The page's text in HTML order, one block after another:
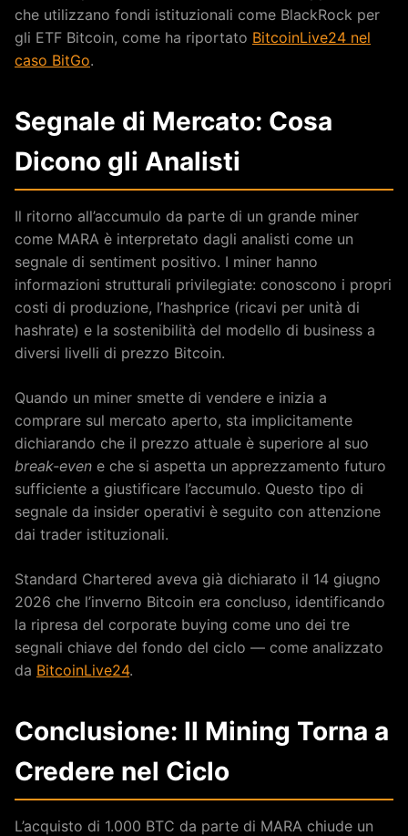
che utilizzano fondi istituzionali come BlackRock per
gli ETF Bitcoin, come ha riportato BitcoinLive24 nel
caso BitGo.
Segnale di Mercato: Cosa
Dicono gli Analisti
Il ritorno all’accumulo da parte di un grande miner
come MARA è interpretato dagli analisti come un
segnale di sentiment positivo. I miner hanno
informazioni strutturali privilegiate: conoscono i propri
costi di produzione, l’hashprice (ricavi per unità di
hashrate) e la sostenibilità del modello di business a
diversi livelli di prezzo Bitcoin.
Quando un miner smette di vendere e inizia a
comprare sul mercato aperto, sta implicitamente
dichiarando che il prezzo attuale è superiore al suo
break-even e che si aspetta un apprezzamento futuro
sufficiente a giustificare l’accumulo. Questo tipo di
segnale da insider operativi è seguito con attenzione
dai trader istituzionali.
Standard Chartered aveva già dichiarato il 14 giugno
2026 che l’inverno Bitcoin era concluso, identificando
la ripresa del corporate buying come uno dei tre
segnali chiave del fondo del ciclo — come analizzato
da BitcoinLive24.
Conclusione: Il Mining Torna a
Credere nel Ciclo
L’acquisto di 1.000 BTC da parte di MARA chiude un